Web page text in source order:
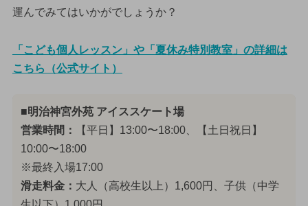
運んでみてはいかがでしょうか？
「こども個人レッスン」や「夏休み特別教室」の詳細は
こちら（公式サイト）
■明治神宮外苑 アイススケート場
営業時間：
【平日】13:00〜18:00、【土日祝日】
10:00〜18:00
※最終入場17:00
滑走料金： 大人（高校生以上）1,600円、子供（中学